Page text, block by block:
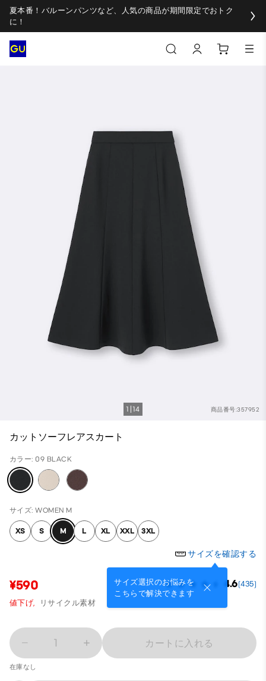
夏本番！バルーンパンツなど、人気の商品が期間限定でおトク
に！
商品番号:357952
1 14
カットソーフレアスカート
カラー: 09 BLACK
サイズ: WOMEN M
XS S M L XL XXL 3XL
サイズを確認する
サイズ選択のお悩みを
こちらで解決できます
¥590 4.6(435)
値下げ, リサイクル素材
1 カートに入れる
在庫なし